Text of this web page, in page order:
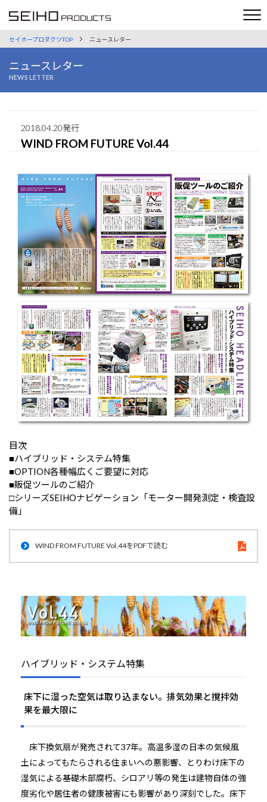
セイホープロダクツTOP ニュースレター
ニュースレター
NEWS LETTER
2018.04.20発行
WIND FROM FUTURE Vol.44
目次
■ハイブリッド・システム特集
■OPTION各種幅広くご要望に対応
■販促ツールのご紹介
□シリーズSEIHOナビゲーション「モーター開発測定・検査設
備」
WIND FROM FUTURE Vol.44をPDFで読む
ハイブリッド・システム特集
床下に湿った空気は取り込まない。排気効果と撹拌効
果を最大限に
床下換気扇が発売されて37年。高温多湿の日本の気候風
土によってもたらされる住まいへの悪影響、とりわけ床下の
湿気による基礎木部腐朽、シロアリ等の発生は建物自体の強
度劣化や居住者の健康被害にも影響があり深刻でした。床下